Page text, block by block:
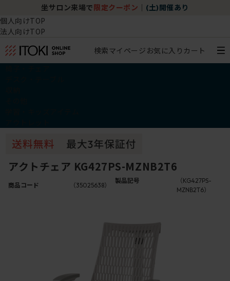
坐サロン来場で 限定クーポン (土)開催あり
個人向けTOP
法人向けTOP
検索マイページ お気に入り カート
アクトチェア KG427PS-MZNB2T6
商品コード （35025638）
製品記号
（KG427PS-
MZNB2T6）